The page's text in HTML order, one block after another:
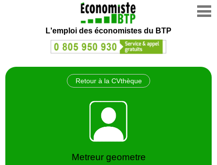
L'emploi des économistes du BTP
Retour à la CVthèque
Metreur geometre